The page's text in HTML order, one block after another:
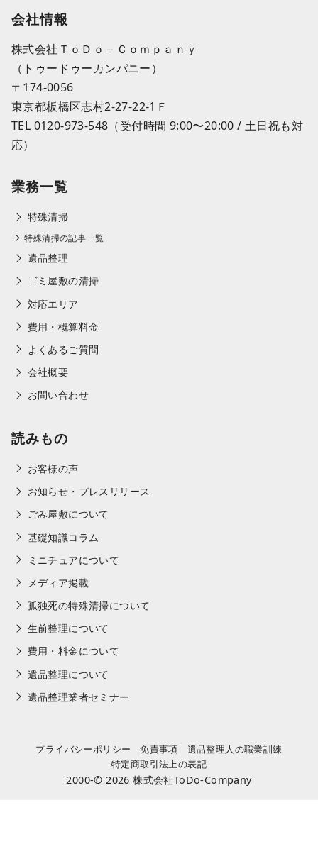
会社情報
株式会社ＴｏＤｏ－Ｃｏｍｐａｎｙ
（トゥードゥーカンパニー）
〒174-0056
東京都板橋区志村2-27-22-1Ｆ
TEL 0120-973-548（受付時間 9:00〜20:00 / 土日祝も対
応）
業務一覧
特殊清掃
特殊清掃の記事一覧
遺品整理
ゴミ屋敷の清掃
対応エリア
費用・概算料金
よくあるご質問
会社概要
お問い合わせ
読みもの
お客様の声
お知らせ・プレスリリース
ごみ屋敷について
基礎知識コラム
ミニチュアについて
メディア掲載
孤独死の特殊清掃について
生前整理について
費用・料金について
遺品整理について
遺品整理業者セミナー
プライバシーポリシー 免責事項
遺品整理人の職業訓練
特定商取引法上の表記
2000-© 2026株式会社ToDo-Company